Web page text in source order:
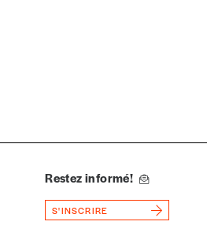
Restez informé!
S'INSCRIRE